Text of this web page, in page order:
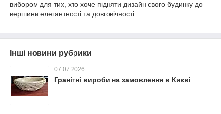
вибором для тих, хто хоче підняти дизайн свого будинку до
вершини елегантності та довговічності.
Інші новини рубрики
07.07.2026
Гранітні вироби на замовлення в Києві